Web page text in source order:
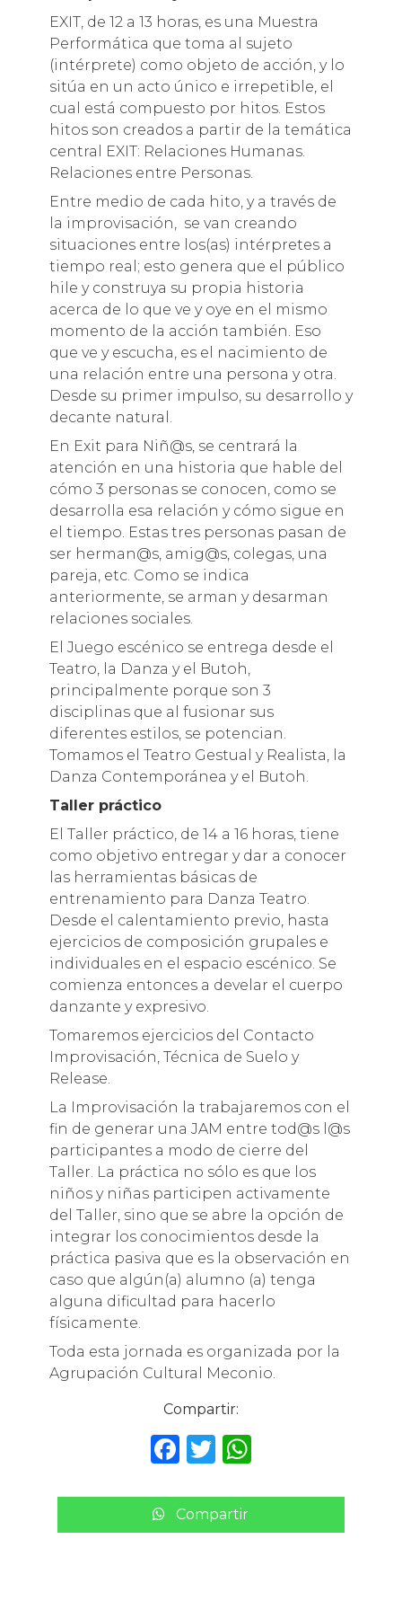
EXIT, de 12 a 13 horas, es una Muestra
Performática que toma al sujeto
(intérprete) como objeto de acción, y lo
sitúa en un acto único e irrepetible, el
cual está compuesto por hitos. Estos
hitos son creados a partir de la temática
central EXIT: Relaciones Humanas.
Relaciones entre Personas.
Entre medio de cada hito, y a través de
la improvisación, se van creando
situaciones entre los(as) intérpretes a
tiempo real; esto genera que el público
hile y construya su propia historia
acerca de lo que ve y oye en el mismo
momento de la acción también. Eso
que ve y escucha, es el nacimiento de
una relación entre una persona y otra.
Desde su primer impulso, su desarrollo y
decante natural.
En Exit para Niñ@s, se centrará la
atención en una historia que hable del
cómo 3 personas se conocen, como se
desarrolla esa relación y cómo sigue en
el tiempo. Estas tres personas pasan de
ser herman@s, amig@s, colegas, una
pareja, etc. Como se indica
anteriormente, se arman y desarman
relaciones sociales.
El Juego escénico se entrega desde el
Teatro, la Danza y el Butoh,
principalmente porque son 3
disciplinas que al fusionar sus
diferentes estilos, se potencian.
Tomamos el Teatro Gestual y Realista, la
Danza Contemporánea y el Butoh.
Taller práctico
El Taller práctico, de 14 a 16 horas, tiene
como objetivo entregar y dar a conocer
las herramientas básicas de
entrenamiento para Danza Teatro.
Desde el calentamiento previo, hasta
ejercicios de composición grupales e
individuales en el espacio escénico. Se
comienza entonces a develar el cuerpo
danzante y expresivo.
Tomaremos ejercicios del Contacto
Improvisación, Técnica de Suelo y
Release.
La Improvisación la trabajaremos con el
fin de generar una JAM entre tod@s l@s
participantes a modo de cierre del
Taller. La práctica no sólo es que los
niños y niñas participen activamente
del Taller, sino que se abre la opción de
integrar los conocimientos desde la
práctica pasiva que es la observación en
caso que algún(a) alumno (a) tenga
alguna dificultad para hacerlo
físicamente.
Toda esta jornada es organizada por la
Agrupación Cultural Meconio.
Compartir:
F
c
e
T
it
te
W
a
ts
Compartir